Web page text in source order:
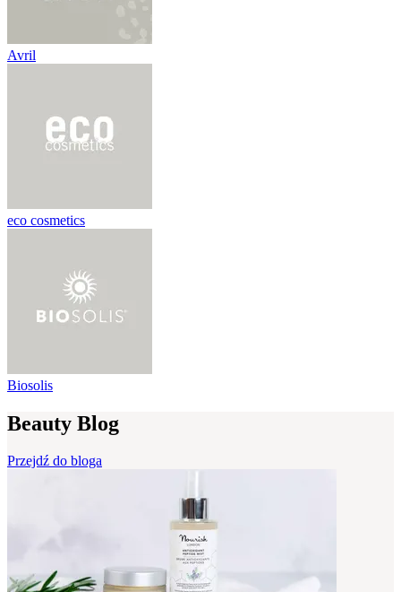
Avril
eco cosmetics
Biosolis
Beauty Blog
Przejdź do bloga